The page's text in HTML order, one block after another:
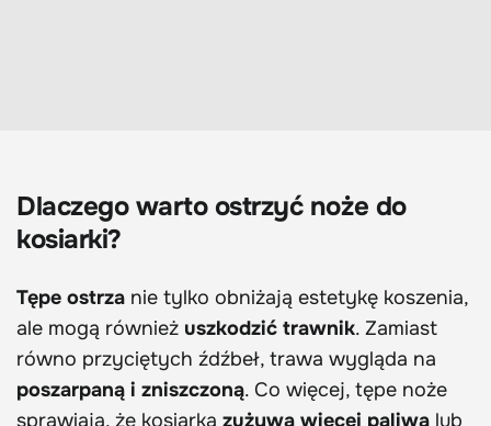
Dlaczego warto ostrzyć noże do
kosiarki?
Tępe ostrza nie tylko obniżają estetykę koszenia,
ale mogą również uszkodzić trawnik. Zamiast
równo przyciętych źdźbeł, trawa wygląda na
poszarpaną i zniszczoną. Co więcej, tępe noże
sprawiają, że kosiarka zużywa więcej paliwa lub